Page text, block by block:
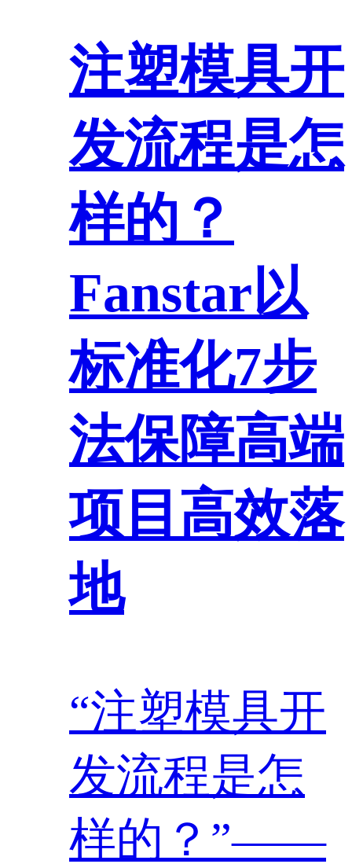
注塑模具开
发流程是怎
样的？
Fanstar以
标准化7步
法保障高端
项目高效落
地
“注塑模具开
发流程是怎
样的？”——